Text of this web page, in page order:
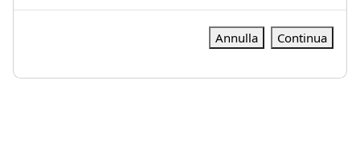
Annulla Continua